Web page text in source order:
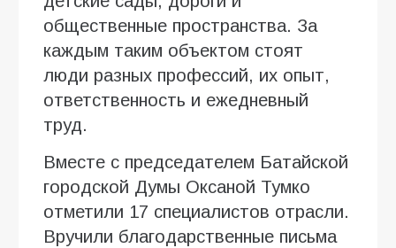
общественные пространства. За
каждым таким объектом стоят
люди разных профессий, их опыт,
ответственность и ежедневный
труд.
Вместе с председателем Батайской
городской Думы Оксаной Тумко
отметили 17 специалистов отрасли.
Вручили благодарственные письма